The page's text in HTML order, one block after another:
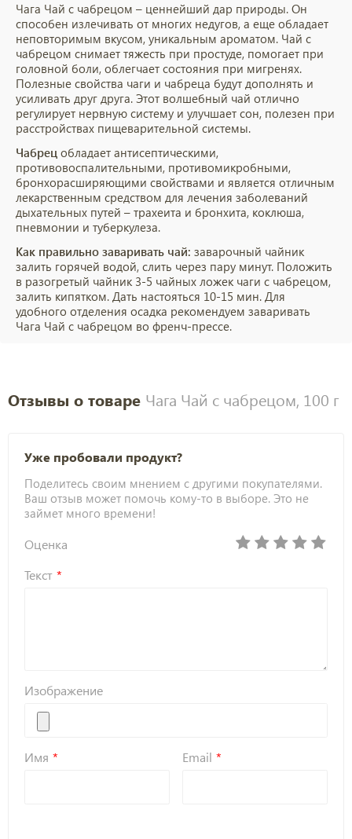
Чага Чай с чабрецом – ценнейший дар природы. Он
способен излечивать от многих недугов, а еще обладает
неповторимым вкусом, уникальным ароматом. Чай с
чабрецом снимает тяжесть при простуде, помогает при
головной боли, облегчает состояния при мигренях.
Полезные свойства чаги и чабреца будут дополнять и
усиливать друг друга. Этот волшебный чай отлично
регулирует нервную систему и улучшает сон, полезен при
расстройствах пищеварительной системы.
Чабрец обладает антисептическими,
противовоспалительными, противомикробными,
бронхорасширяющими свойствами и является отличным
лекарственным средством для лечения заболеваний
дыхательных путей – трахеита и бронхита, коклюша,
пневмонии и туберкулеза.
Как правильно заваривать чай: заварочный чайник
залить горячей водой, слить через пару минут. Положить
в разогретый чайник 3-5 чайных ложек чаги с чабрецом,
залить кипятком. Дать настояться 10-15 мин. Для
удобного отделения осадка рекомендуем заваривать
Чага Чай с чабрецом во френч-прессе.
Отзывы о товаре Чага Чай с чабрецом, 100 г
Уже пробовали продукт?
Поделитесь своим мнением с другими покупателями.
Ваш отзыв может помочь кому-то в выборе. Это не
займет много времени!
Оценка
Текст
Изображение
Имя Email